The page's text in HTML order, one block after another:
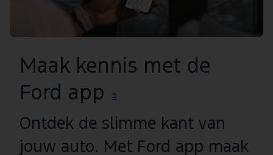
Maak kennis met de
Ford app
b
Ontdek de slimme kant van
jouw auto. Met Ford app maak